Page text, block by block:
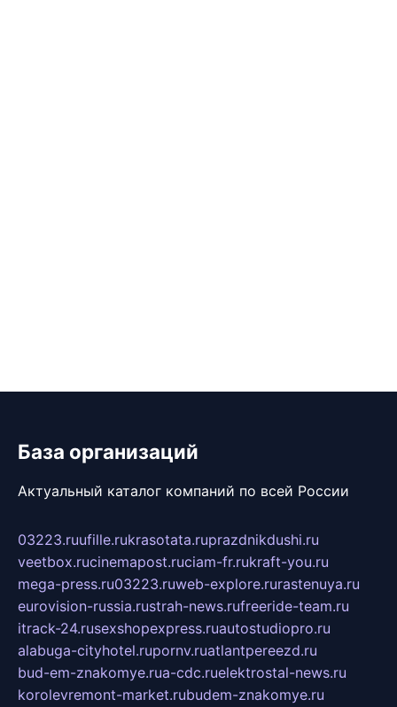
База организаций
Актуальный каталог компаний по всей России
03223.ruufille.rukrasotata.ruprazdnikdushi.ru
veetbox.rucinemapost.ruciam-fr.rukraft-you.ru
mega-press.ru03223.ruweb-explore.rurastenuya.ru
eurovision-russia.rustrah-news.rufreeride-team.ru
itrack-24.rusexshopexpress.ruautostudiopro.ru
alabuga-cityhotel.rupornv.ruatlantpereezd.ru
bud-em-znakomye.rua-cdc.ruelektrostal-news.ru
korolevremont-market.rubudem-znakomye.ru